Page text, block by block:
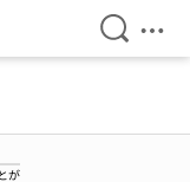
検索を
メ
が